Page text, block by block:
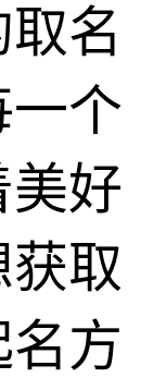
名
个
好
取
方